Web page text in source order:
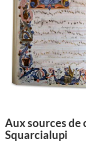
Aux sources de
Squarcialupi